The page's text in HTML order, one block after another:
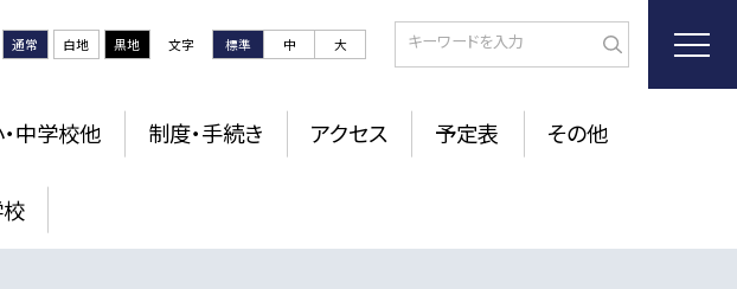
通常 白地 黒地 文字 標準 中 大
中学校他 制度・手続き アクセス 予定表 その他